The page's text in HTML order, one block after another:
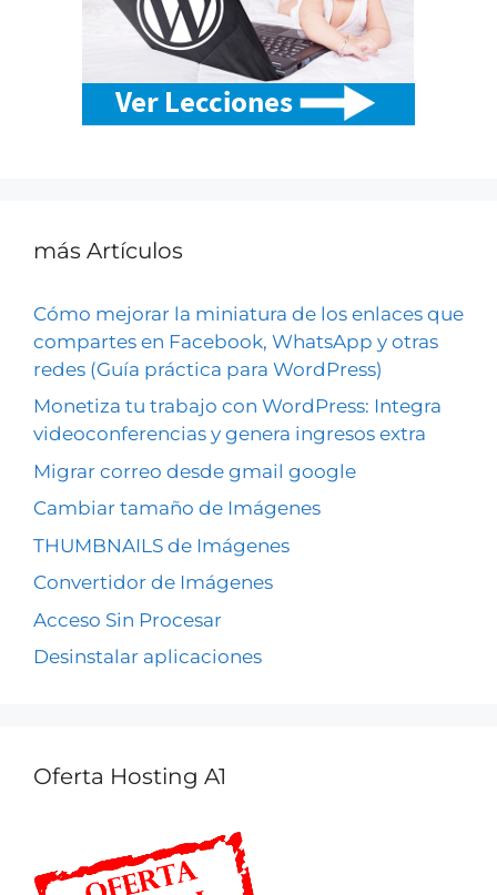
más Artículos
Cómo mejorar la miniatura de los enlaces que
compartes en Facebook, WhatsApp y otras
redes (Guía práctica para WordPress)
Monetiza tu trabajo con WordPress: Integra
videoconferencias y genera ingresos extra
Migrar correo desde gmail google
Cambiar tamaño de Imágenes
THUMBNAILS de Imágenes
Convertidor de Imágenes
Acceso Sin Procesar
Desinstalar aplicaciones
Oferta Hosting A1